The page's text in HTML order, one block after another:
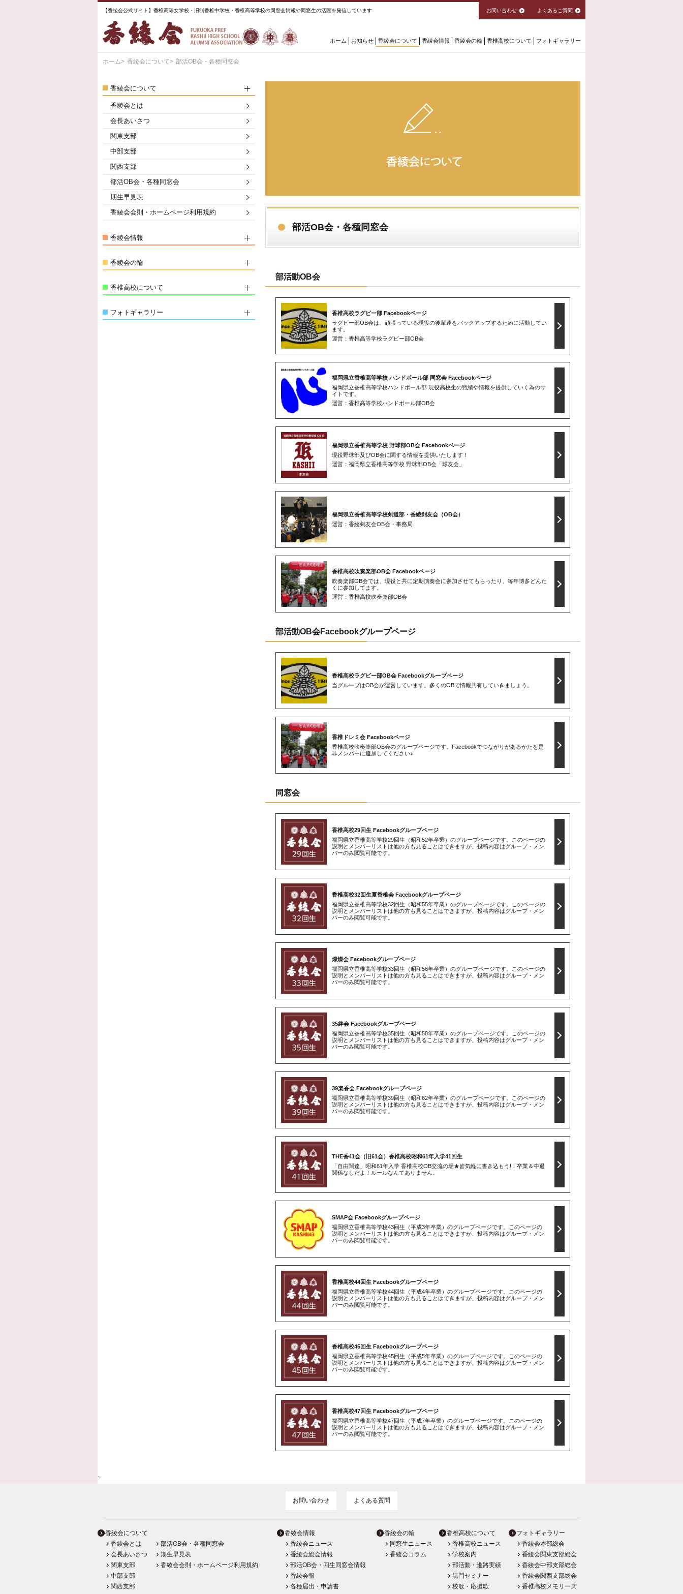
【香綾会公式サイト】香椎高等女学校・旧制香椎中学校・香椎高等学校の同窓会情報や同窓生の活躍を発信しています お問い合わせ よくあるご質問
ホーム お知らせ 香綾会について 香綾会情報 香綾会の輪 香椎高校について フォトギャラリー
ホーム 香綾会について 部活OB会・各種同窓会
香綾会について
香綾会とは
会長あいさつ
関東支部
中部支部
関西支部
部活OB会・各種同窓会
期生早見表
香綾会会則・ホームページ利用規約
香綾会情報
香綾会の輪
香椎高校について
フォトギャラリー
部活OB会・各種同窓会
部活動OB会
香椎高校ラグビー部 Facebookページ
ラグビー部OB会は、頑張っている現役の後輩達をバックアップするために活動してい
ます。
運営：香椎高等学校ラグビー部OB会
福岡県立香椎高等学校 ハンドボール部 同窓会 Facebookページ
福岡県立香椎高等学校ハンドボール部 現役高校生の戦績や情報を提供していく為のサ
イトです。
運営：香椎高等学校ハンドボール部OB会
福岡県立香椎高等学校 野球部OB会 Facebookページ
現役野球部及びOB会に関する情報を提供いたします！
運営：福岡県立香椎高等学校 野球部OB会「球友会」
福岡県立香椎高等学校剣道部・香綾剣友会（OB会）
運営：香綾剣友会OB会・事務局
香椎高校吹奏楽部OB会 Facebookページ
吹奏楽部OB会では、現役と共に定期演奏会に参加させてもらったり、毎年博多どんた
くに参加してます。
運営：香椎高校吹奏楽部OB会
部活動OB会Facebookグループページ
香椎高校ラグビー部OB会 Facebookグループページ
当グループはOB会が運営しています。多くのOBで情報共有していきましょう。
香椎ドレミ会 Facebookページ
香椎高校吹奏楽部OB会のグループページです。Facebookでつながりがあるかたを是
非メンバーに追加してください♪
同窓会
香椎高校29回生 Facebookグループページ
福岡県立香椎高等学校29回生（昭和52年卒業）のグループページです。このページの
説明とメンバーリストは他の方も見ることはできますが、投稿内容はグループ・メン
バーのみ閲覧可能です。
香椎高校32回生夏香椎会 Facebookグループページ
福岡県立香椎高等学校32回生（昭和55年卒業）のグループページです。このページの
説明とメンバーリストは他の方も見ることはできますが、投稿内容はグループ・メン
バーのみ閲覧可能です。
燦燦会 Facebookグループページ
福岡県立香椎高等学校33回生（昭和56年卒業）のグループページです。このページの
説明とメンバーリストは他の方も見ることはできますが、投稿内容はグループ・メン
バーのみ閲覧可能です。
35絆会 Facebookグループページ
福岡県立香椎高等学校35回生（昭和58年卒業）のグループページです。このページの
説明とメンバーリストは他の方も見ることはできますが、投稿内容はグループ・メン
バーのみ閲覧可能です。
39楽香会 Facebookグループページ
福岡県立香椎高等学校39回生（昭和62年卒業）のグループページです。このページの
説明とメンバーリストは他の方も見ることはできますが、投稿内容はグループ・メン
バーのみ閲覧可能です。
THE香41会（旧61会）香椎高校昭和61年入学41回生
「自由闊達」昭和61年入学 香椎高校OB交流の場★皆気軽に書き込もう!！卒業＆中退
関係なしだよ！ルールなんてありません。
SMAP会 Facebookグループページ
福岡県立香椎高等学校43回生（平成3年卒業）のグループページです。このページの
説明とメンバーリストは他の方も見ることはできますが、投稿内容はグループ・メン
バーのみ閲覧可能です。
香椎高校44回生 Facebookグループページ
福岡県立香椎高等学校44回生（平成4年卒業）のグループページです。このページの
説明とメンバーリストは他の方も見ることはできますが、投稿内容はグループ・メン
バーのみ閲覧可能です。
香椎高校45回生 Facebookグループページ
福岡県立香椎高等学校45回生（平成5年卒業）のグループページです。このページの
説明とメンバーリストは他の方も見ることはできますが、投稿内容はグループ・メン
バーのみ閲覧可能です。
香椎高校47回生 Facebookグループページ
福岡県立香椎高等学校47回生（平成7年卒業）のグループページです。このページの
説明とメンバーリストは他の方も見ることはできますが、投稿内容はグループ・メン
バーのみ閲覧可能です。
.,
お問い合わせ よくある質問
香綾会について
香綾会とは
会長あいさつ
関東支部
中部支部
関西支部
部活OB会・各種同窓会
期生早見表
香綾会会則・ホームページ利用規約
香綾会情報
香綾会ニュース
香綾会総会情報
部活OB会・回生同窓会情報
香綾会報
各種届出・申請書
香綾会の輪
同窓生ニュース
香綾会コラム
香椎高校について
香椎高校ニュース
学校案内
部活動・進路実績
黒門セミナー
校歌・応援歌
フォトギャラリー
香綾会本部総会
香綾会関東支部総会
香綾会中部支部総会
香綾会関西支部総会
香椎高校メモリーズ